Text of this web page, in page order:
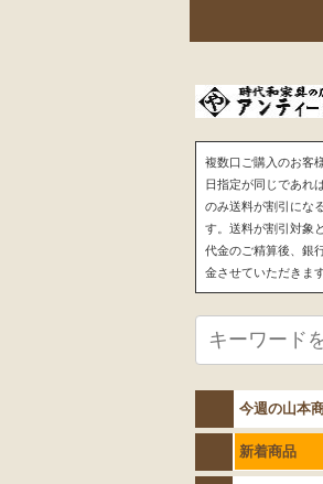
複数口ご購入のお客
日指定が同じであれ
のみ送料が割引にな
す。送料が割引対象
代金のご精算後、銀
金させていただきます
今週の山本
新着商品